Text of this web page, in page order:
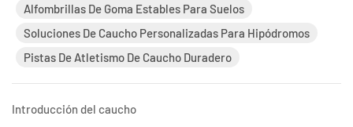
Alfombrillas De Goma Estables Para Suelos
Soluciones De Caucho Personalizadas Para Hipódromos
Pistas De Atletismo De Caucho Duradero
Introducción del caucho